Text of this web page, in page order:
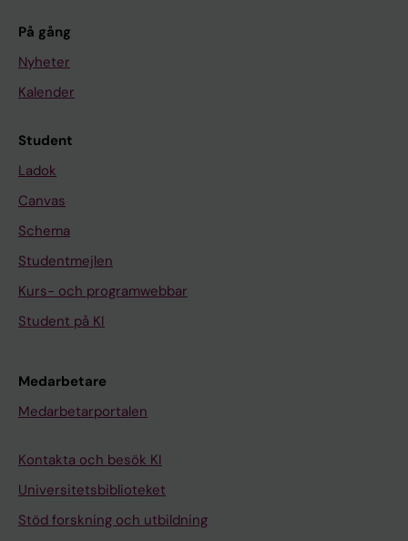
På gång
Nyheter
Kalender
Student
Ladok
Canvas
Schema
Studentmejlen
Kurs- och programwebbar
Student på KI
Medarbetare
Medarbetarportalen
Kontakta och besök KI
Universitetsbiblioteket
Stöd forskning och utbildning